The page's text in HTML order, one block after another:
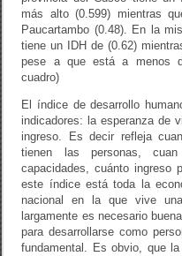
más alto (0.599) mientras
Paucartambo (0.48). En la
tiene un IDH de (0.62)
pese a que está a menos
cuadro)
El índice de desarrollo
indicadores: la esperanza de
ingreso. Es decir refleja
tienen las personas,
capacidades, cuánto ingreso
este índice está toda la
nacional en la que vive
largamente es necesario
para desarrollarse como
fundamental. Es obvio, que